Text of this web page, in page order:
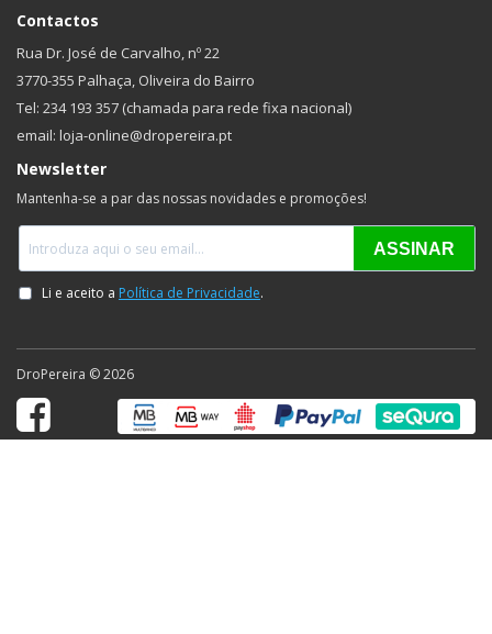
Contactos
Rua Dr. José de Carvalho, nº 22
3770-355 Palhaça, Oliveira do Bairro
Tel: 234 193 357 (chamada para rede fixa nacional)
email: loja-online@dropereira.pt
Newsletter
Mantenha-se a par das nossas novidades e promoções!
DroPereira © 2026